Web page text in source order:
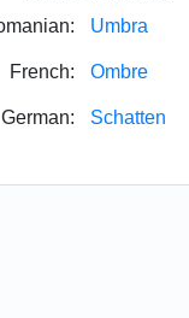
Umbra
French: Ombre
German: Schatten